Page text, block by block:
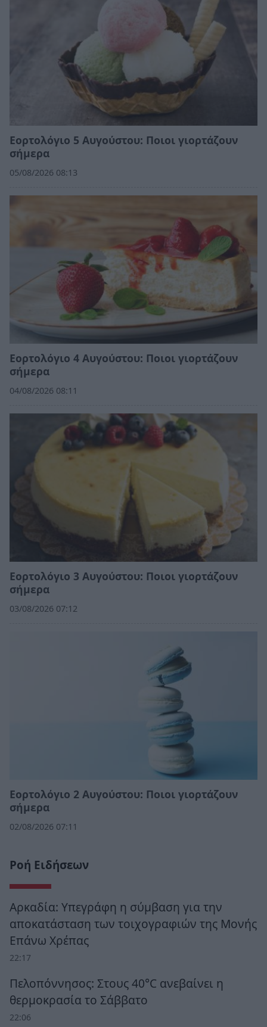
Εορτολόγιο 5 Αυγούστου: Ποιοι γιορτάζουν
σήμερα
05/08/2026 08:13
Εορτολόγιο 4 Αυγούστου: Ποιοι γιορτάζουν
σήμερα
04/08/2026 08:11
Εορτολόγιο 3 Αυγούστου: Ποιοι γιορτάζουν
σήμερα
03/08/2026 07:12
Εορτολόγιο 2 Αυγούστου: Ποιοι γιορτάζουν
σήμερα
02/08/2026 07:11
Ροή Ειδήσεων
Αρκαδία: Υπεγράφη η σύμβαση για την
αποκατάσταση των τοιχογραφιών της Μονής
Επάνω Χρέπας
22:17
Πελοπόννησος: Στους 40°C ανεβαίνει η
θερμοκρασία το Σάββατο
22:06